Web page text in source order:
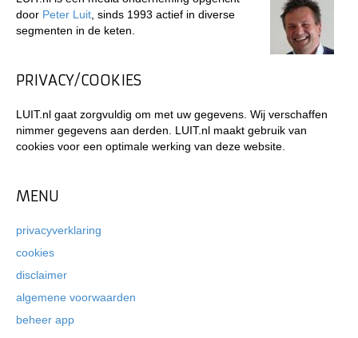
door Peter Luit , sinds 1993 actief in diverse
segmenten in de keten.
PRIVACY/COOKIES
LUIT.nl gaat zorgvuldig om met uw gegevens. Wij verschaffen
nimmer gegevens aan derden. LUIT.nl maakt gebruik van
cookies voor een optimale werking van deze website.
MENU
privacyverklaring
cookies
disclaimer
algemene voorwaarden
beheer app